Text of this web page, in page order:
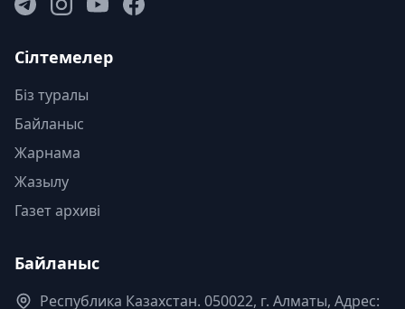
Сілтемелер
Біз туралы
Байланыс
Жарнама
Жазылу
Газет архиві
Байланыс
Республика Казахстан. 050022, г. Алматы, Адрес: